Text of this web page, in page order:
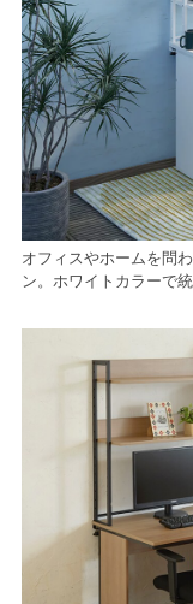
オフィスやホームを問
ン。ホワイトカラーで